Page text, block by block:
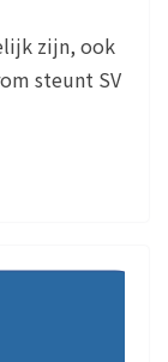
zijn, ook
steunt SV